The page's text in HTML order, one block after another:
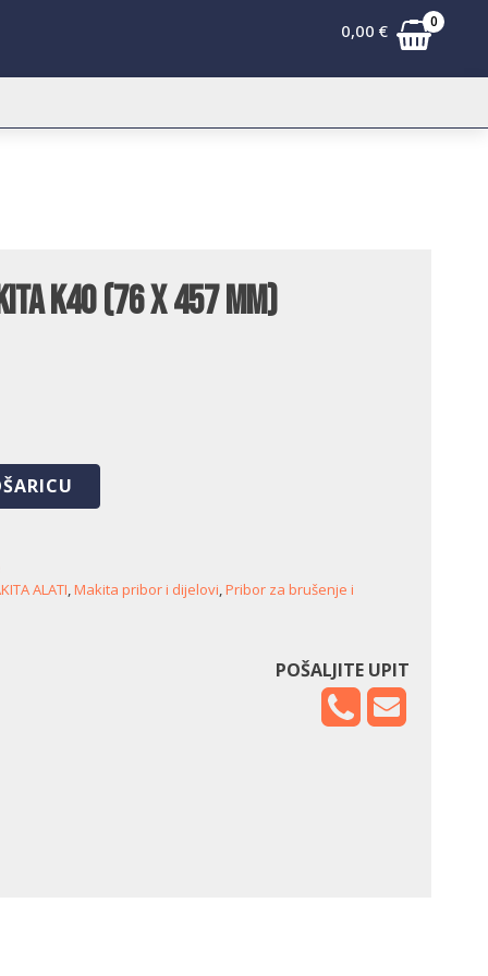
0,00 € 0
K40 (76 x 457 mm)
ALATI,Makita pribor i dijelovi,Pribor za brušenje i
POŠALJITE UPIT